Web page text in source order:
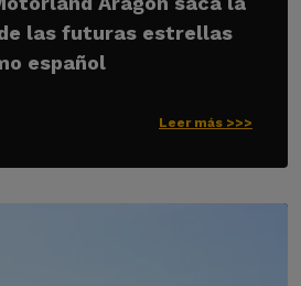
las futuras estrellas
español
Leer más >>>